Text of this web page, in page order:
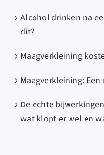
Alcohol drinken na
dit?
Maagverkleining
Maagverkleining:
De echte
wat klopt er wel en